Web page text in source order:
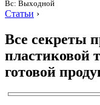
Вс: Выходной
Статьи ›
Все секреты
пластиковой
готовой